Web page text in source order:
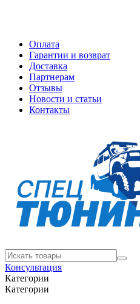
Оплата
Гарантии и возврат
Доставка
Партнерам
Отзывы
Новости и статьи
Контакты
Консультация
Категории
Категории